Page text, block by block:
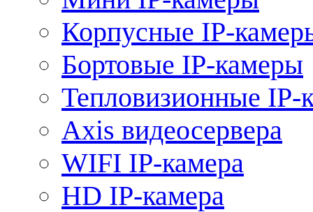
Корпусные IP-
Бортовые IP-камеры
Тепловизионные IP-
Axis видеосервера
WIFI IP-камера
HD IP-камера